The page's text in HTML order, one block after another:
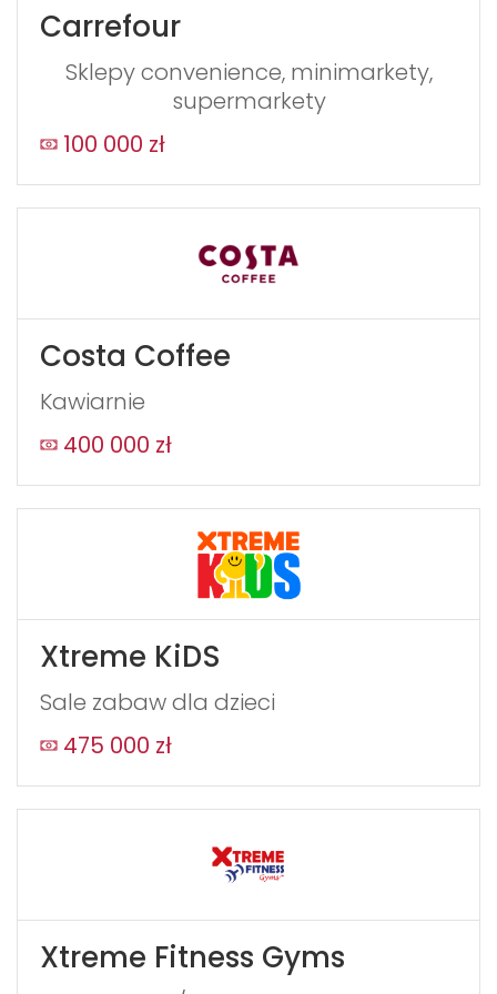
leave
blank
WYŚLIJ
Carrefour
Sklepy convenience, minimarkety,
supermarkety
100 000 zł
Costa Coffee
Kawiarnie
400 000 zł
Xtreme KiDS
Sale zabaw dla dzieci
475 000 zł
Xtreme Fitness Gyms